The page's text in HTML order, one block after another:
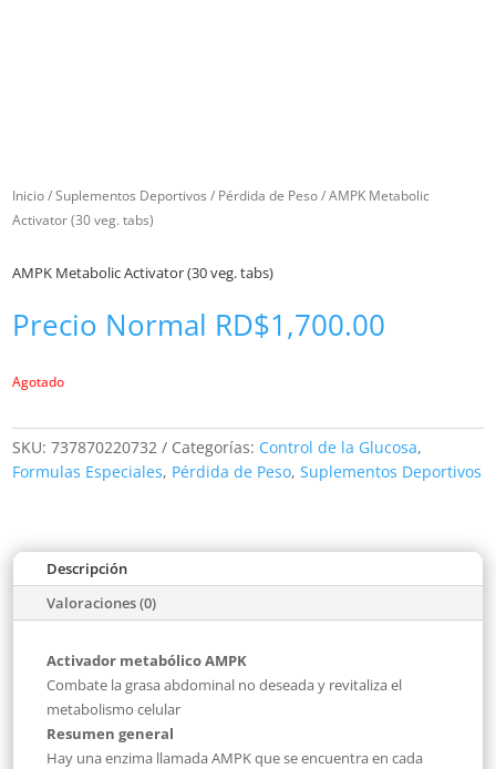
Inicio/Suplementos Deportivos / Pérdida de Peso/ AMPK Metabolic
Activator (30 veg. tabs)
AMPK Metabolic Activator (30 veg. tabs)
Precio Normal RD$1,700.00
Agotado
SKU:737870220732 Categorías: Control de la Glucosa,
Formulas Especiales, Pérdida de Peso,Suplementos Deportivos
Descripción
Valoraciones (0)
Activador metabólico AMPK
Combate la grasa abdominal no deseada y revitaliza el
metabolismo celular
Resumen general
Hay una enzima llamada AMPK que se encuentra en cada